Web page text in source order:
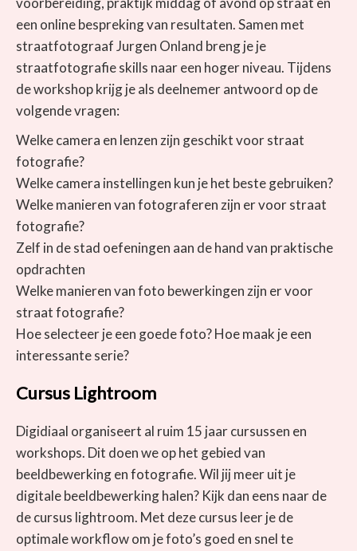
een online bespreking van resultaten. Samen met
straatfotograaf Jurgen Onland breng je je
straatfotografie skills naar een hoger niveau. Tijdens
de workshop krijg je als deelnemer antwoord op de
volgende vragen:
Welke camera en lenzen zijn geschikt voor straat
fotografie?
Welke camera instellingen kun je het beste gebruiken?
Welke manieren van fotograferen zijn er voor straat
fotografie?
Zelf in de stad oefeningen aan de hand van praktische
opdrachten
Welke manieren van foto bewerkingen zijn er voor
straat fotografie?
Hoe selecteer je een goede foto? Hoe maak je een
interessante serie?
Cursus Lightroom
Digidiaal organiseert al ruim 15 jaar cursussen en
workshops. Dit doen we op het gebied van
beeldbewerking en fotografie. Wil jij meer uit je
digitale beeldbewerking halen? Kijk dan eens naar de
de cursus lightroom. Met deze cursus leer je de
optimale workflow om je foto’s goed en snel te